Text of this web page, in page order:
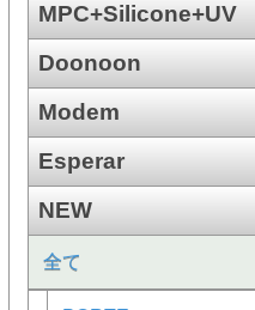
MPC+Silicone+UV
Doonoon
Modem
Esperar
NEW
全て